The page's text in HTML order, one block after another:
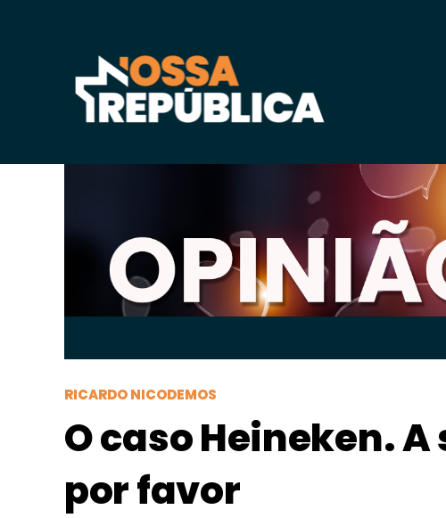
RICARDO NICODEMOS
O caso Heineken.
por favor